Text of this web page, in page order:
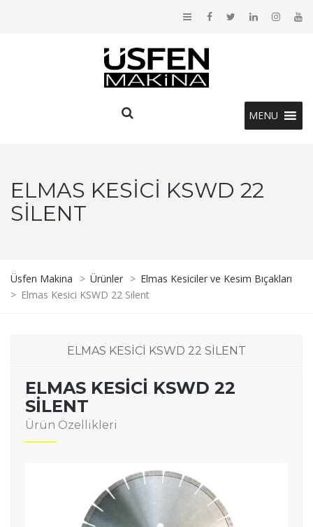
MENU
ELMAS KESICI KSWD 22
SILENT
Üsfen Makina > Ürünler > Elmas Kesiciler ve Kesim Bıçakları
> Elmas Kesici KSWD 22 Silent
ELMAS KESİCİ KSWD 22 SİLENT
ELMAS KESİCİ KSWD 22
SİLENT
Ürün Özellikleri